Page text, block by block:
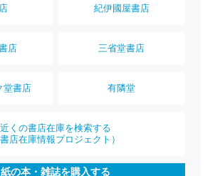
紀伊國屋書店
店 三省堂書店
堂書店 有隣堂
近くの書店在庫を検索する
書店在庫情報プロジェクト）
紙の本・雑誌を購入する